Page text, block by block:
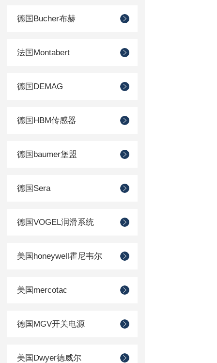
德国Bucher布赫
法国Montabert
德国DEMAG
德国HBM传感器
德国baumer堡盟
德国Sera
德国VOGEL润滑系统
美国honeywell霍尼韦尔
美国mercotac
德国MGV开关电源
美国Dwyer德威尔